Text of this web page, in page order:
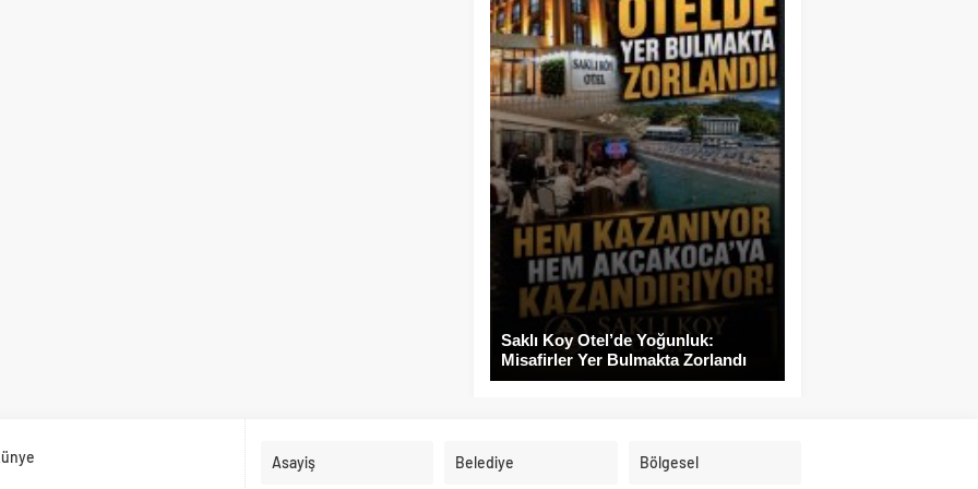
Saklı Koy Otel’de Yoğunluk:
Misafirler Yer Bulmakta Zorlandı
Asayiş Belediye Bölgesel